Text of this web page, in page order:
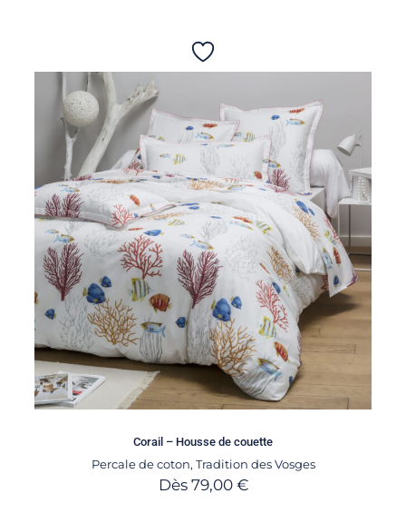
Corail – Housse de couette
Percale de coton, Tradition des Vosges
Dès 79,00 €